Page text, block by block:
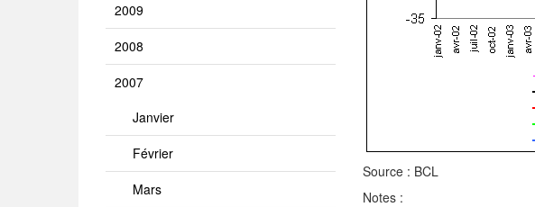
2009
2008
2007
Janvier
Février
Mars
Source : BCL
Notes :